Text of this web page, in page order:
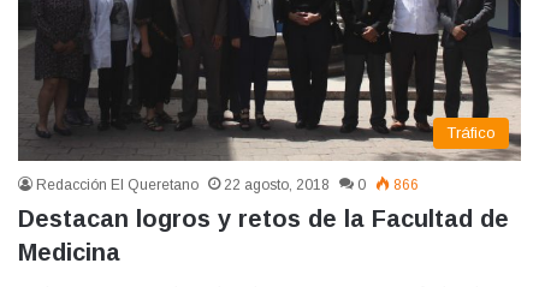
Tráfico
Redacción El Queretano 22 agosto, 2018 0 866
Destacan logros y retos de la Facultad de
Medicina